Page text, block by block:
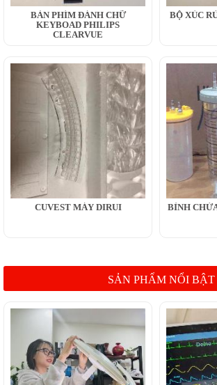
BÀN PHÍM ĐÁNH CHỮ
KEYBOAD PHILIPS
CLEARVUE
BỘ XÚC
CUVEST MÁY DIRUI
BÌNH
SẢN PHẨM NỔI BẬT